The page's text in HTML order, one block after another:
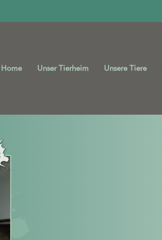
Home Unser Tierheim Unsere Tiere